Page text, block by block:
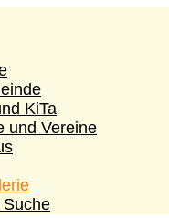
KiTa
und Vereine
Suche